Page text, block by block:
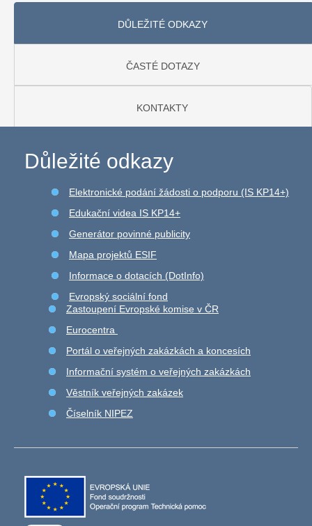
DŮLEŽITÉ ODKAZY
ČASTÉ DOTAZY
KONTAKTY
Důležité odkazy
Elektronické podání žádosti o podporu (IS KP14+)
Edukační videa IS KP14+
Generátor povinné publicity
Mapa projektů ESIF
Informace o dotacích (DotInfo)
Evropský sociální fond
Zastoupení Evropské komise v ČR
Eurocentra
Portál o veřejných zakázkách a koncesích
Informační systém o veřejných zakázkách
Věstník veřejných zakázek
Číselník NIPEZ